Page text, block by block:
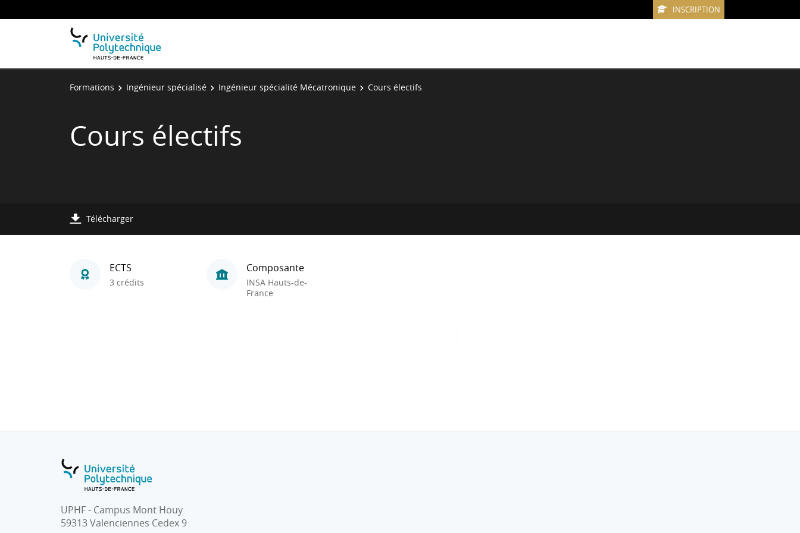
INSCRIPTION
Formations Ingénieur spécialisé Ingénieur spécialité Mécatronique Cours électifs
Cours électifs
Télécharger
ECTS
3 crédits
Composante
INSA Hauts-de-
France
UPHF - Campus Mont Houy
59313 Valenciennes Cedex 9